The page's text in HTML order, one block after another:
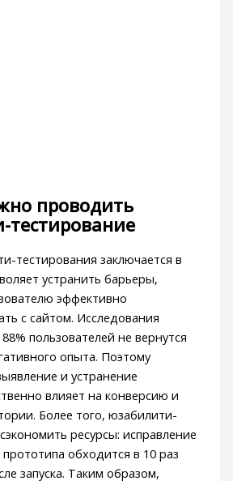
проводить
тестирование
тестирования заключается в
устранить барьеры,
эффективно
с сайтом. Исследования
пользователей не вернутся
опыта. Поэтому
и устранение
влияет на конверсию и
Более того, юзабилити-
ресурсы: исправление
обходится в 10 раз
запуска. Таким образом,